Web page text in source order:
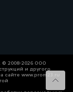
© 2008-2026 ООО
и другого
www.prom23.ru